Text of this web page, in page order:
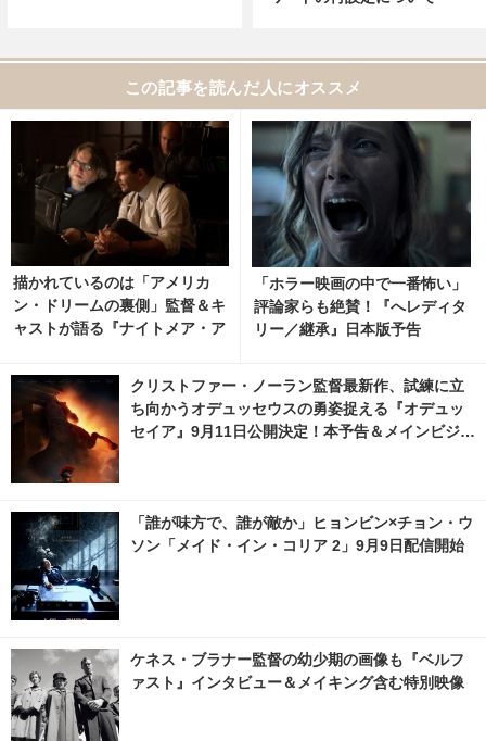
この記事を読んだ人にオススメ
描かれているのは「アメリカ
ン・ドリームの裏側」監督＆キ
ャストが語る『ナイトメア・ア
「ホラー映画の中で一番怖い」
評論家らも絶賛！『へレディタ
リー／継承』日本版予告
クリストファー・ノーラン監督最新作、試練に立
ち向かうオデュッセウスの勇姿捉える『オデュッ
セイア』9月11日公開決定！本予告＆メインビジュ
「誰が味方で、誰が敵か」ヒョンビン×チョン・ウ
ソン「メイド・イン・コリア 2」9月9日配信開始
ケネス・ブラナー監督の幼少期の画像も『ベルフ
ァスト』インタビュー＆メイキング含む特別映像